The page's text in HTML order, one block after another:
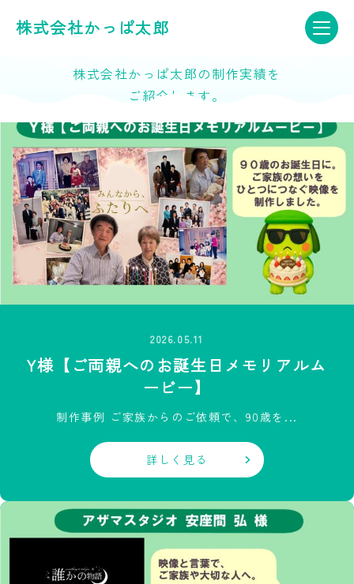
株式会社かっぱ太郎実績紹介
Achievements
株式会社かっぱ太郎の制作実績を
ご紹介します。
2026.05.11
Y様【ご両親へのお誕生日メモリアルム
ービー】
制作事例 ご家族からのご依頼で、90歳を...
詳しく見る